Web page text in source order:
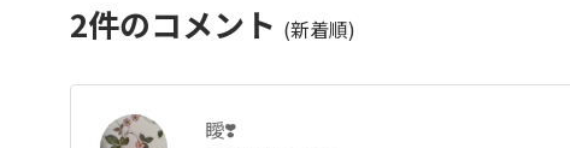
2件のコメント (新着順)
瞹❣️